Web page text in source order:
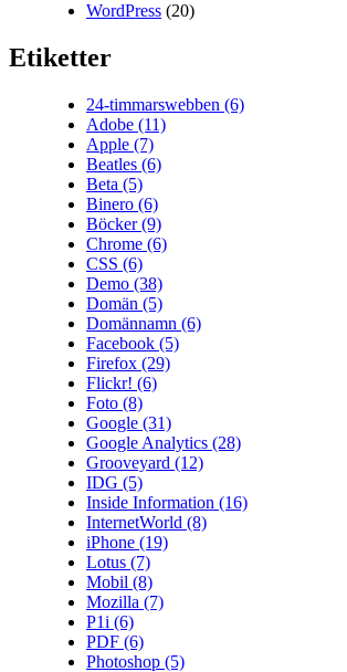
WordPress (20)
Etiketter
24-timmarswebben (6)
Adobe (11)
Apple (7)
Beatles (6)
Beta (5)
Binero (6)
Böcker(9)
Chrome (6)
CSS (6)
Demo (38)
Domän (5)
Domännamn (6)
Facebook (5)
Firefox (29)
Flickr! (6)
Foto (8)
Google (31)
Google Analytics (28)
Grooveyard (12)
IDG (5)
Inside Information (16)
InternetWorld (8)
iPhone (19)
Lotus (7)
Mobil (8)
Mozilla (7)
P1i (6)
PDF (6)
Photoshop (5)